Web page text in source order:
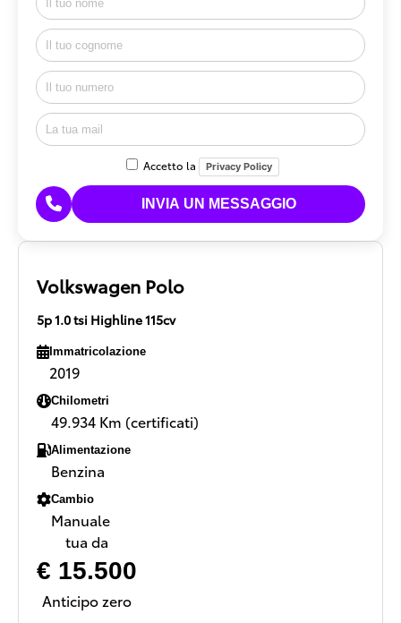
Accetto la Privacy Policy
Volkswagen Polo
5p 1.0 tsi Highline 115cv
Immatricolazione
2019
Chilometri
49.934 Km (certificati)
Alimentazione
Benzina
Cambio
Manuale
tua da
€ 15.500
Anticipo zero